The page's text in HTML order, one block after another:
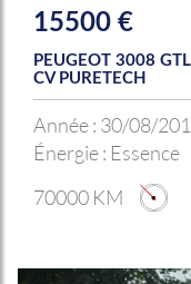
15500 €
PEUGEOT 3008
CV PURETECH
Année : 30/08/
Énergie : Essence
70000 KM